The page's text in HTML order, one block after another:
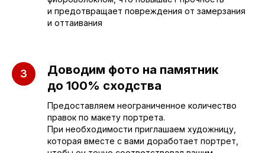
и предотвращает повреждения от замерзания
и оттаивания
Доводим фото на памятник
до 100% сходства
Предоставляем неограниченное количество
правок по макету портрета.
При необходимости приглашаем художницу,
которая вместе с вами доработает портрет,
Отдел продаж
г. Энгельс, Весёлая ул., 114
+7 (953) 637-24-55
Руководитель мастерской